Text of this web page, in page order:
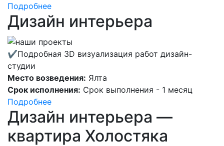
Подробнее
Дизайн интерьера
✔Подробная 3D визуализация работ дизайн-
студии
Место возведения: Ялта
Срок исполнения: Срок выполнения - 1 месяц
Подробнее
Дизайн интерьера —
квартира Холостяка